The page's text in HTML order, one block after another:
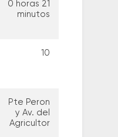
0 horas 21
minutos
10
Pte Peron
y Av. del
Agricultor